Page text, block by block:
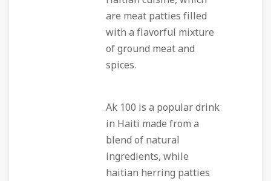
are meat patties filled
with a flavorful mixture
of ground meat and
spices.
Ak 100 is a popular drink
in Haiti made from a
blend of natural
ingredients, while
haitian herring patties